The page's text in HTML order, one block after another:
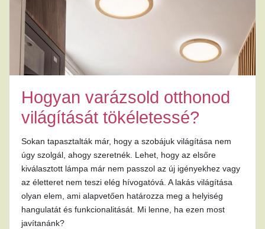
Hogyan varázsold otthonod
világítását tökéletessé?
Sokan tapasztalták már, hogy a szobájuk világítása nem
úgy szolgál, ahogy szeretnék. Lehet, hogy az elsőre
kiválasztott lámpa már nem passzol az új igényekhez vagy
az életteret nem teszi elég hívogatóvá. A lakás világítása
olyan elem, ami alapvetően határozza meg a helyiség
hangulatát és funkcionalitását. Mi lenne, ha ezen most
javítanánk?